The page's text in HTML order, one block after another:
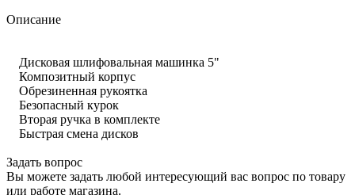
Описание
Дисковая шлифовальная машинка 5"
Композитный корпус
Обрезиненная рукоятка
Безопасный курок
Вторая ручка в комплекте
Быстрая смена дисков
Задать вопрос
Вы можете задать любой интересующий вас вопрос по товару
или работе магазина.